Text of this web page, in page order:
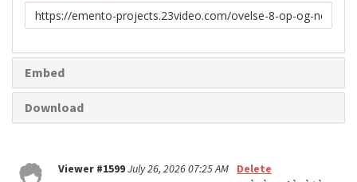
Link
to
Embed
Download
Viewer #1599July 26, 2026 07:25 AM Delete